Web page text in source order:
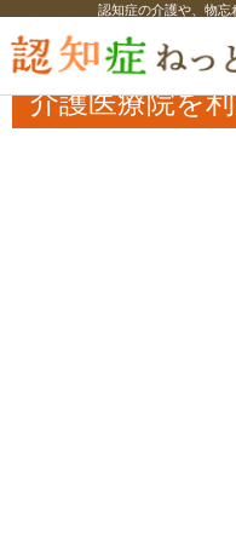
認知症の介護や、物
認知症ねっと 特集・コラム・
するためには
介護医療院を